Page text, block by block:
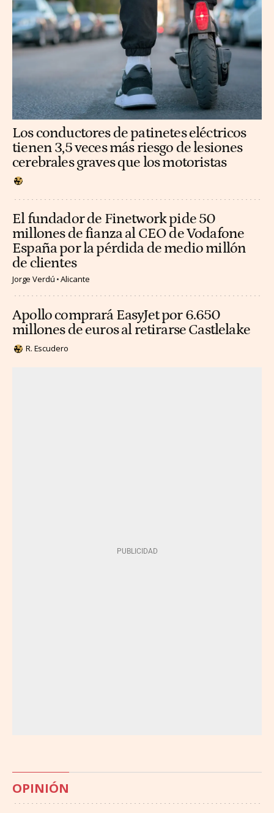
Los conductores de patinetes eléctricos
tienen 3,5 veces más riesgo de lesiones
cerebrales graves que los motoristas
El fundador de Finetwork pide 50
millones de fianza al CEO de Vodafone
España por la pérdida de medio millón
de clientes
Jorge Verdú Alicante
Apollo comprará EasyJet por 6.650
millones de euros al retirarse Castlelake
R. Escudero
OPINIÓN